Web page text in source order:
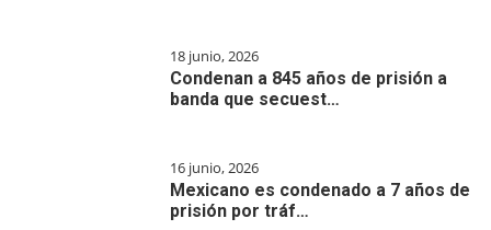
18 junio, 2026
Condenan a 845 años de prisión a
banda que secuest…
16 junio, 2026
Mexicano es condenado a 7 años de
prisión por tráf…